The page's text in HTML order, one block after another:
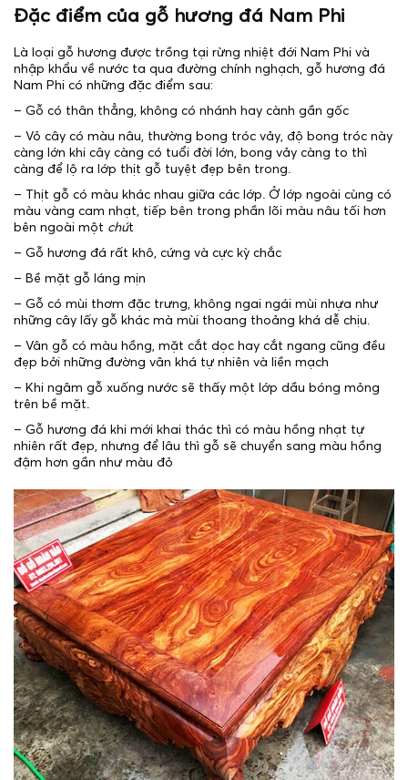
Đặc điểm của gỗ hương đá Nam Phi
Là loại gỗ hương được trồng tại rừng nhiệt đới Nam Phi và
nhập khẩu về nước ta qua đường chính nghạch, gỗ hương đá
Nam Phi có những đặc điểm sau:
– Gỗ có thân thẳng, không có nhánh hay cành gần gốc
– Vỏ cây có màu nâu, thường bong tróc vảy, độ bong tróc này
càng lớn khi cây càng có tuổi đời lớn, bong vảy càng to thì
càng để lộ ra lớp thịt gỗ tuyệt đẹp bên trong.
– Thịt gỗ có màu khác nhau giữa các lớp. Ở lớp ngoài cùng có
màu vàng cam nhạt, tiếp bên trong phần lõi màu nâu tối hơn
bên ngoài một chút
– Gỗ hương đá rất khô, cứng và cực kỳ chắc
– Bề mặt gỗ láng mịn
– Gỗ có mùi thơm đặc trưng, không ngai ngái mùi nhựa như
những cây lấy gỗ khác mà mùi thoang thoảng khá dễ chịu.
– Vân gỗ có màu hồng, mặt cắt dọc hay cắt ngang cũng đều
đẹp bởi những đường vân khá tự nhiên và liền mạch
– Khi ngâm gỗ xuống nước sẽ thấy một lớp dầu bóng mỏng
trên bề mặt.
– Gỗ hương đá khi mới khai thác thì có màu hồng nhạt tự
nhiên rất đẹp, nhưng để lâu thì gỗ sẽ chuyển sang màu hồng
đậm hơn gần như màu đỏ